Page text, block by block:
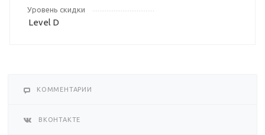
Уровень скидки
Level D
КОММЕНТАРИИ
ВКОНТАКТЕ